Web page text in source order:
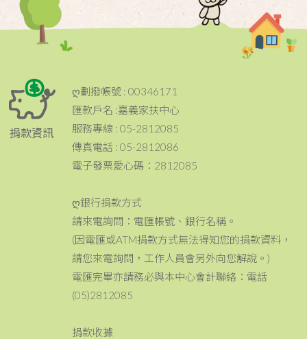
捐款資訊
ღ劃撥帳號 : 00346171
匯款戶名 :嘉義家扶中心
服務專線 : 05-2812085
傳真電話 : 05-2812086
電子發票愛心碼：2812085
ღ銀行捐款方式
請來電詢問：電匯帳號、銀行名稱。
(因電匯或ATM捐款方式無法得知您的捐款資料，
請您來電詢問，工作人員會另外向您解說。)
電匯完畢亦請務必與本中心會計聯絡：電話
(05)2812085
捐款收據